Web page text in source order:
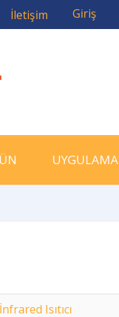
İletişim Giriş
UYGULAMA
Isıtıcı